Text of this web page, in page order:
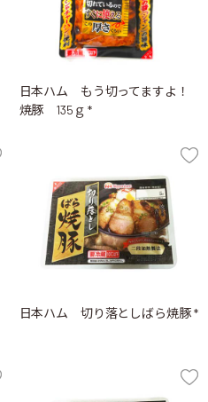
日本ハム もう切ってますよ！
焼豚 135ｇ *
日本ハム 切り落としばら焼豚 *